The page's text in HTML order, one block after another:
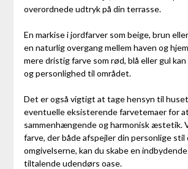
overordnede udtryk på din terrasse.
En markise i jordfarver som beige, brun
en naturlig overgang mellem haven og
mere dristig farve som rød, blå eller gul
og personlighed til området.
Det er også vigtigt at tage hensyn til
eventuelle eksisterende farvetemaer for
sammenhængende og harmonisk æstetik.
farve, der både afspejler din personlige stil
omgivelserne, kan du skabe en
tiltalende udendørs oase.